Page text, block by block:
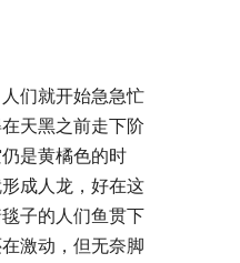
们就开始急急忙
天黑之前走下阶
是黄橘色的时
成人龙，好在这
子的人们鱼贯下
激动，但无奈脚